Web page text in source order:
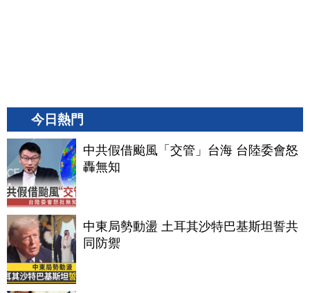
今日熱門
中共假借颱風「交管」台海 台陸委會怒
轟無知
中東局勢動盪 土耳其沙特巴基斯坦誓共
同防禦